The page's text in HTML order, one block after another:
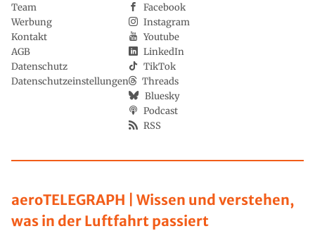
aeroTELEGRAPH | Wissen und verstehen,
was in der Luftfahrt passiert
Team
Werbung
Kontakt
AGB
Datenschutz
Datenschutzeinstellungen
Facebook
Instagram
Youtube
LinkedIn
TikTok
Threads
Bluesky
Podcast
RSS